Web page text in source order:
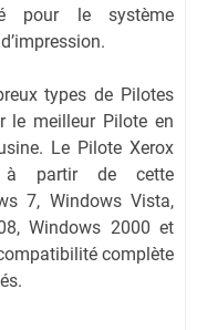
pour le système
types de Pilotes
le meilleur Pilote en
Le Pilote Xerox
à partir de cette
7, Windows Vista,
Windows 2000 et
complète